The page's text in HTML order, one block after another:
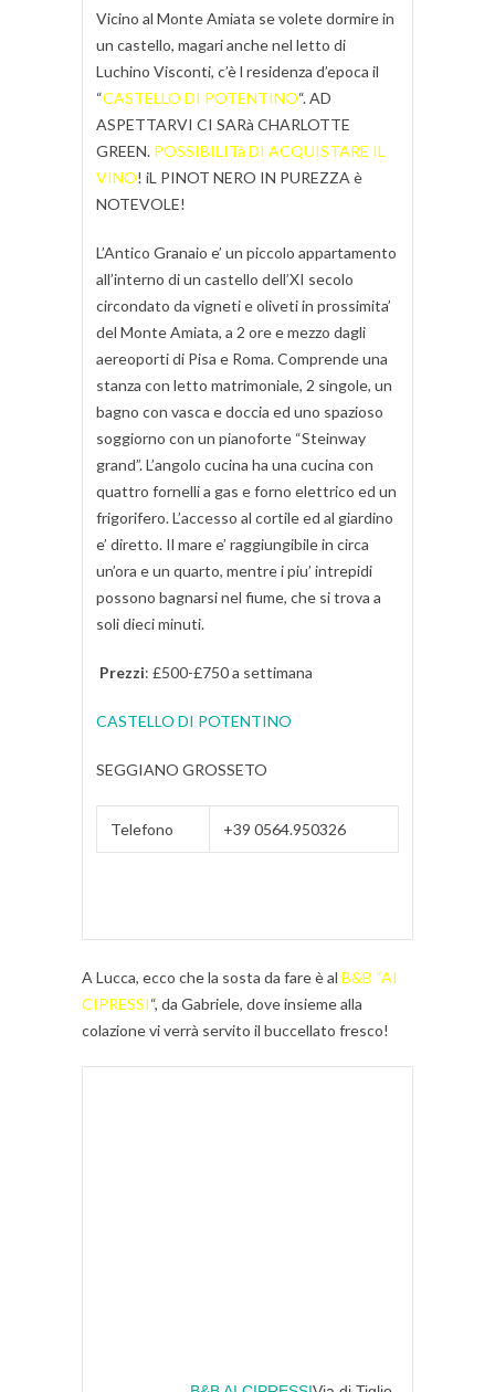
Vicino al Monte Amiata se volete dormire in
un castello, magari anche nel letto di
Luchino Visconti, c’è l residenza d’epoca il
“CASTELLO DI POTENTINO“. AD
ASPETTARVI CI SARà CHARLOTTE
GREEN. POSSIBILITà DI ACQUISTARE IL
VINO! iL PINOT NERO IN PUREZZA è
NOTEVOLE!
L’Antico Granaio e’ un piccolo appartamento
all’interno di un castello dell’XI secolo
circondato da vigneti e oliveti in prossimita’
del Monte Amiata, a 2 ore e mezzo dagli
aereoporti di Pisa e Roma. Comprende una
stanza con letto matrimoniale, 2 singole, un
bagno con vasca e doccia ed uno spazioso
soggiorno con un pianoforte “Steinway
grand”. L’angolo cucina ha una cucina con
quattro fornelli a gas e forno elettrico ed un
frigorifero. L’accesso al cortile ed al giardino
e’ diretto. Il mare e’ raggiungibile in circa
un’ora e un quarto, mentre i piu’ intrepidi
possono bagnarsi nel fiume, che si trova a
soli dieci minuti.
Prezzi: £500-£750 a settimana
CASTELLO DI POTENTINO
SEGGIANO GROSSETO
Telefono +39 0564.950326
A Lucca, ecco che la sosta da fare è al B&B “AI
CIPRESSI“, da Gabriele, dove insieme alla
colazione vi verrà servito il buccellato fresco!